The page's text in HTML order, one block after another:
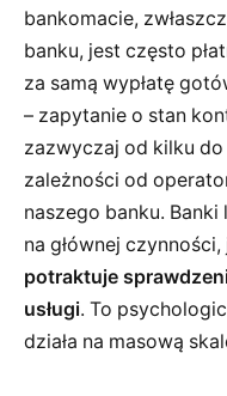
bankomacie,
banku, jest często
za samą wypłatę
– zapytanie o stan
zazwyczaj od kilku
zależności od
naszego banku.
na głównej
potraktuje
usługi. To
działa na masową